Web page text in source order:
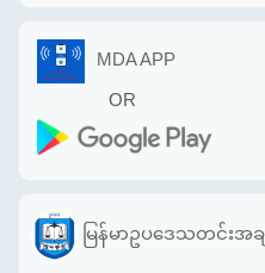
MDA APP
OR
မြန်မာဥပဒေသတင်း